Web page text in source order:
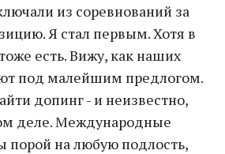
из соревнований за
Я стал первым. Хотя в
есть. Вижу, как наших
под малейшим предлогом.
допинг - и неизвестно,
деле. Международные
порой на любую подлость,